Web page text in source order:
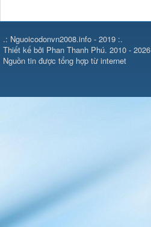
.: Nguoicodonvn2008.info - 2019 :.
Thiết kế bởi Phan Thanh Phú. 2010 - 2026
Nguồn tin được tổng hợp từ internet